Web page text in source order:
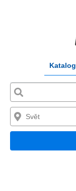
Katalog